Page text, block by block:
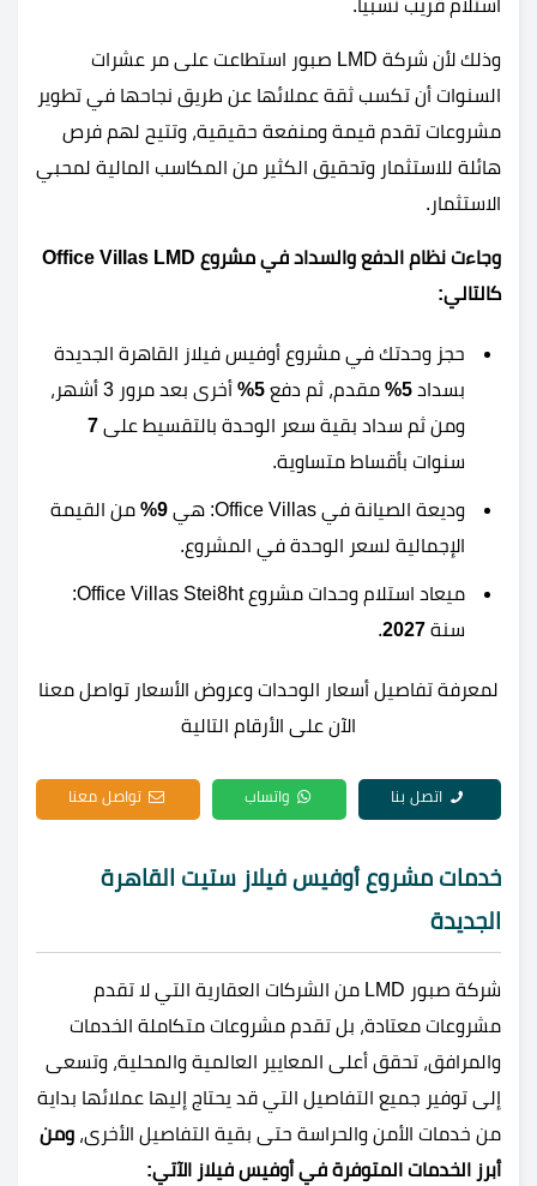
استلام قريب نسبيا.
وذلك لأن شركة LMD صبور استطاعت على مر عشرات
السنوات أن تكسب ثقة عملائها عن طريق نجاحها في تطوير
مشروعات تقدم قيمة ومنفعة حقيقية، وتتيح لهم فرص
هائلة للاستثمار وتحقيق الكثير من المكاسب المالية لمحبي
الاستثمار.
وجاءت نظام الدفع والسداد في مشروع Office Villas LMD
كالتالي:
حجز وحدتك في مشروع أوفيس فيلاز القاهرة الجديدة
بسداد 5% مقدم، ثم دفع 5%
أخرى بعد مرور 3 أشهر،
ومن ثم سداد بقية سعر الوحدة بالتقسيط على 7
سنوات بأقساط متساوية.
وديعة الصيانة في Office Villas: هي
من القيمة
الإجمالية لسعر الوحدة في المشروع.
ميعاد استلام وحدات مشروع Office Villas Stei8ht:
سنة 2027
.
لمعرفة تفاصيل أسعار الوحدات وعروض الأسعار تواصل معنا
الآن على الأرقام التالية
اتصل بنا واتساب تواصل معنا
خدمات مشروع أوفيس فيلاز ستيت القاهرة
الجديدة
شركة صبور LMD من الشركات العقارية التي لا تقدم
مشروعات معتادة، بل تقدم مشروعات متكاملة الخدمات
والمرافق، تحقق أعلى المعايير العالمية والمحلية، وتسعى
إلى توفير جميع التفاصيل التي قد يحتاج إليها عملائها بداية
من خدمات الأمن والحراسة حتى بقية التفاصيل الأخرى، ومن
أبرز الخدمات المتوفرة في أوفيس فيلاز الآتي: